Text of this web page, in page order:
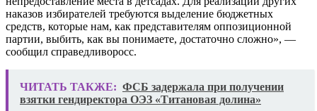
наказов избирателей требуются выделение бюджетных
средств, которые нам, как представителям оппозиционной
партии, выбить, как вы понимаете, достаточно сложно», —
сообщил справедливоросс.
ЧИТАТЬ ТАКЖЕ: ФСБ задержала при получении
взятки гендиректора ОЭЗ «Титановая долина»